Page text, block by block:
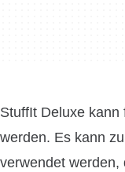
StuffIt Deluxe
werden. Es kann
verwendet werden,